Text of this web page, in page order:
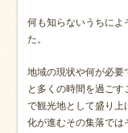
何も知らないうちによ
た。
地域の現状や何が必要
と多くの時間を過ご
で観光地として盛り
化が進むその集落では